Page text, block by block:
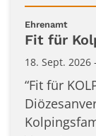
Datum: 18.
Ehrenamt:
Fit für
18. Sept. 2026
“Fit für